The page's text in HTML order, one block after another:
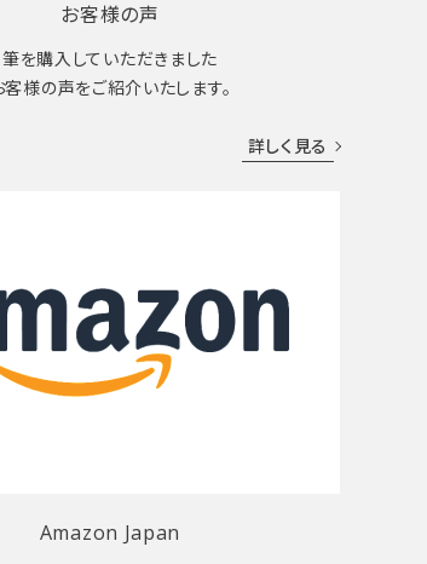
お客様の声
筆を購入していただきました
客様の声をご紹介いたします。
詳しく見る
Amazon Japan